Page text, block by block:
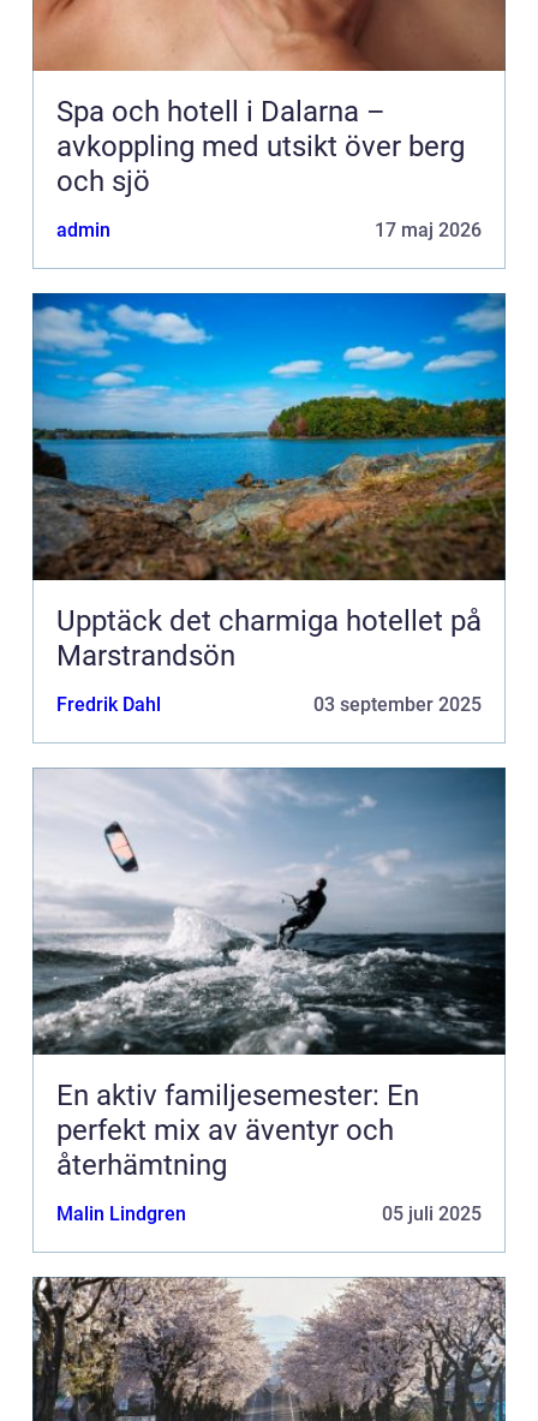
Spa och hotell i Dalarna –
avkoppling med utsikt över berg
och sjö
admin 17 maj 2026
Upptäck det charmiga hotellet på
Marstrandsön
Fredrik Dahl 03 september 2025
En aktiv familjesemester: En
perfekt mix av äventyr och
återhämtning
Malin Lindgren 05 juli 2025